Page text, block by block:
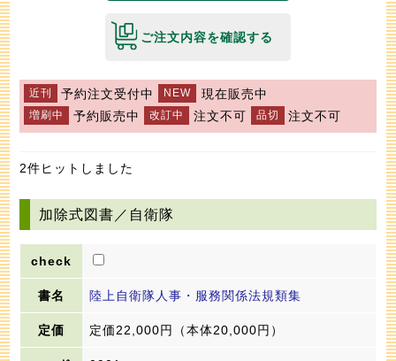
ご注文内容を確認する
予約注文受付中
現在販売中
予約販売中
注文不可 注文不可
2件ヒットしました
加除式図書／自衛隊
陸上自衛隊人事・服務関係法規類集
定価22,000円 （本体20,000円）